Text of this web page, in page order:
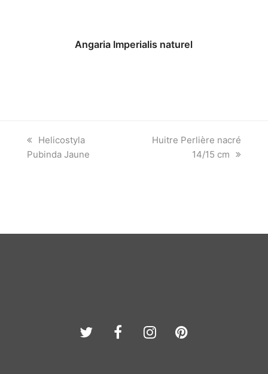
Angaria Imperialis naturel
previous
post:
Helicostyla
Pubinda Jaune
next
Huitre Perlière nacré
14/15 cm
TwitterFacebook
Instagram
Pinterest